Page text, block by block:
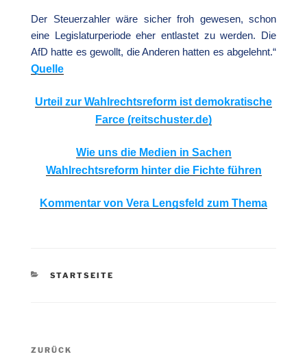
Der Steuerzahler wäre sicher froh gewesen, schon
eine Legislaturperiode eher entlastet zu werden. Die
AfD hatte es gewollt, die Anderen hatten es abgelehnt.“
Quelle
Urteil zur Wahlrechtsreform ist demokratische
Farce (reitschuster.de)
Wie uns die Medien in Sachen
Wahlrechtsreform hinter die Fichte führen
Kommentar von Vera Lengsfeld zum Thema
KATEGORIEN
STARTSEITE
Beitragsnavigation
Vorheriger
ZURÜCK